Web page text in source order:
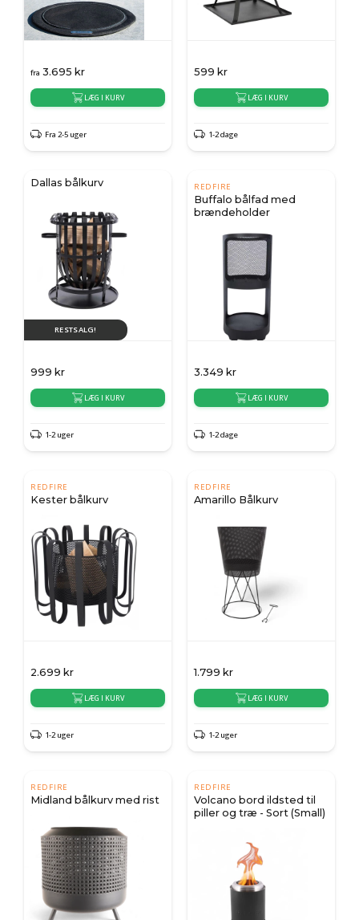
fra 3.695 kr
LÆG I KURV
Fra 2-5 uger
599 kr
LÆG I KURV
1-2 dage
Dallas bålkurv
RESTSALG!
999 kr
LÆG I KURV
1-2 uger
REDFIRE
Buffalo bålfad med
brændeholder
3.349 kr
LÆG I KURV
1-2 dage
REDFIRE
Kester bålkurv
2.699 kr
LÆG I KURV
1-2 uger
REDFIRE
Amarillo Bålkurv
1.799 kr
LÆG I KURV
1-2 uger
REDFIRE
Midland bålkurv med rist
REDFIRE
Volcano bord ildsted til
piller og træ - Sort (Small)